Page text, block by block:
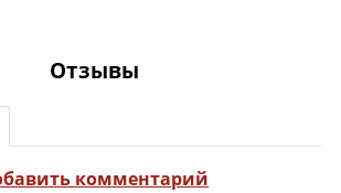
Отзывы
комментарий